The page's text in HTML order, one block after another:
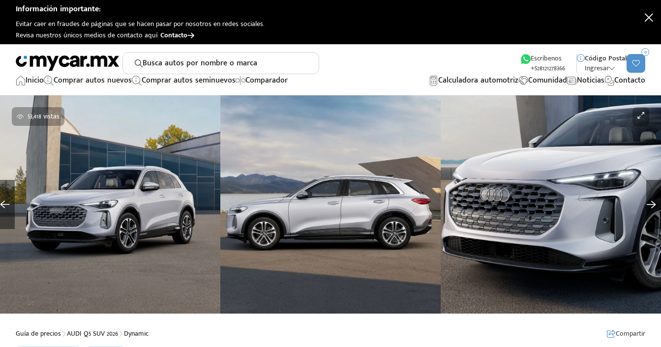
Información importante:
Evitar caer en fraudes de páginas que se hacen pasar por nosotros en redes sociales.
Revisa nuestros únicos medios de contacto aquí:Contacto
Busca autos por nombre o marca
Escríbenos
+528121278366
Código Postal
Ingresar
0
Inicio Comprar autos nuevos Comprar autos seminuevos Comparador Calculadora automotriz Comunidad Noticias Contacto
53,418 vistas
Guía de precios AUDI Q5 SUV 2026 Dynamic Compartir